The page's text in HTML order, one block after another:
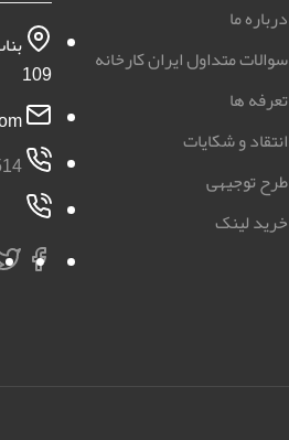
درباره ما
سوالات متداول ایران کارخانه
تعرفه ها
انتقاد و شکایات
طرح توجیهی
خرید لینک
109